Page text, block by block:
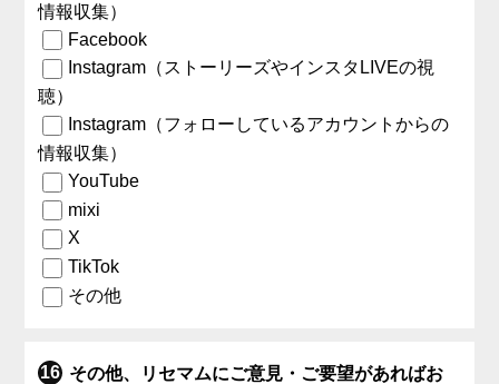
情報収集）
Facebook
Instagram（ストーリーズやインスタLIVEの視
聴）
Instagram（フォローしているアカウントからの
情報収集）
YouTube
mixi
X
TikTok
その他
その他、リセマムにご意見・ご要望があればお